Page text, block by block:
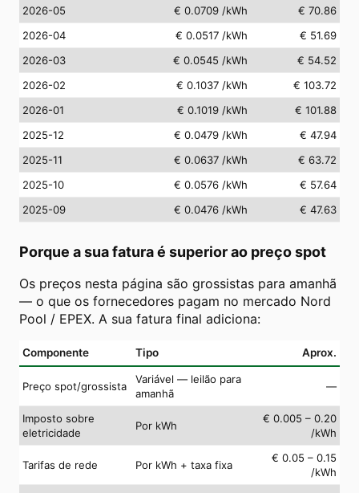
2026-05
€ 0.0709 /kWh
€ 70.86
2026-04
€ 0.0517 /kWh
€ 51.69
2026-03
€ 0.0545 /kWh
€ 54.52
2026-02
€ 0.1037 /kWh
€ 103.72
2026-01
€ 0.1019 /kWh
€ 101.88
2025-12
€ 0.0479 /kWh
€ 47.94
2025-11
€ 0.0637 /kWh
€ 63.72
2025-10
€ 0.0576 /kWh
€ 57.64
2025-09
€ 0.0476 /kWh € 47.63
Porque a sua fatura é superior ao preço spot
Os preços nesta página são grossistas para amanhã
— o que os fornecedores pagam no mercado Nord
Pool / EPEX. A sua fatura final adiciona:
Componente Tipo Aprox.
Preço spot/grossista
Variável — leilão para
amanhã
—
Imposto sobre
eletricidade
Por kWh
€ 0.005 – 0.20
/kWh
Tarifas de rede Por kWh + taxa fixa
€ 0.05 – 0.15
/kWh